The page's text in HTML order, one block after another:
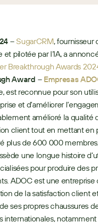
–SugarCRM, fournisseur
pilotée par l’IA, a
Breakthrough Awards
Award – Empresas
est reconnue pour son
et d’améliorer
amélioré la qualité
client tout en mettant
plus de 600 000
une longue histoire
pour produire des
ADOC est une
de la satisfaction client
ses propres chaussures